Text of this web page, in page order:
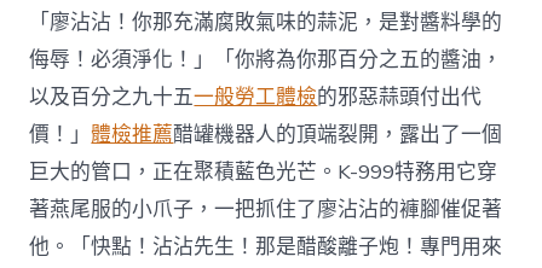
「廖沾沾！你那充滿腐敗氣味的蒜泥，是對醬料學的
侮辱！必須淨化！」「你將為你那百分之五的醬油，
以及百分之九十五一般勞工體檢的邪惡蒜頭付出代
價！」體檢推薦醋罐機器人的頂端裂開，露出了一個
巨大的管口，正在聚積藍色光芒。K-999特務用它穿
著燕尾服的小爪子，一把抓住了廖沾沾的褲腳催促著
他。「快點！沾沾先生！那是醋酸離子炮！專門用來